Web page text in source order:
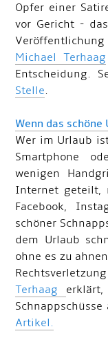
Opfer einer
vor Gericht -
Veröffentlichung
Michael Terhaag
Entscheidung.
Stelle.
Wenn das
Wer im Urlaub
Smartphone
wenigen
Internet geteilt,
Facebook,
schöner
dem Urlaub
ohne es zu
Terhaag
Artikel.